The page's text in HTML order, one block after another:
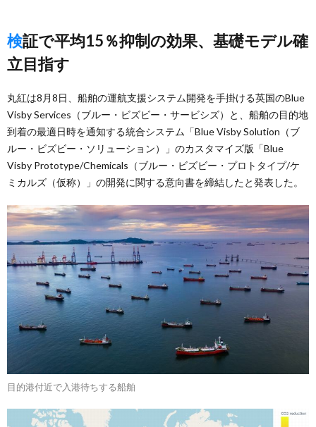
検証で平均15％抑制の効果、基礎モデル確
立目指す
丸紅は8月8日、船舶の運航支援システム開発を手掛ける英国のBlue
Visby Services（ブルー・ビズビー・サービシズ）と、船舶の目的地
到着の最適日時を通知する統合システム「Blue Visby Solution（ブ
ルー・ビズビー・ソリューション）」のカスタマイズ版「Blue
Visby Prototype/Chemicals（ブルー・ビズビー・プロトタイプ/ケ
ミカルズ（仮称）」の開発に関する意向書を締結したと発表した。
目的港付近で入港待ちする船舶